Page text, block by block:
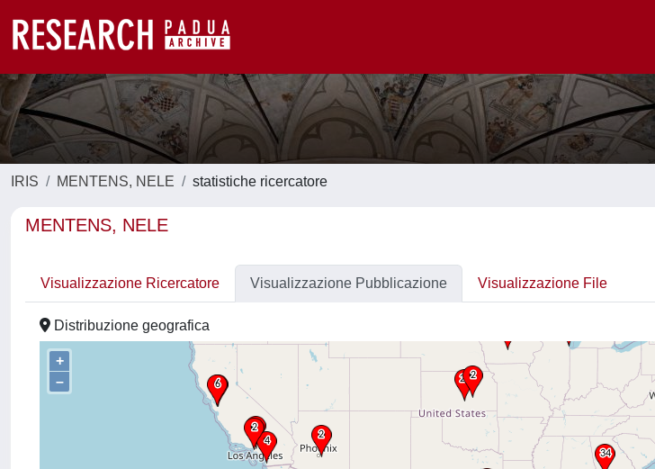
IRIS MENTENS, NELE statistiche ricercatore
MENTENS, NELE
Visualizzazione Ricercatore Visualizzazione Pubblicazione Visualizzazione File
Distribuzione geografica
+
–